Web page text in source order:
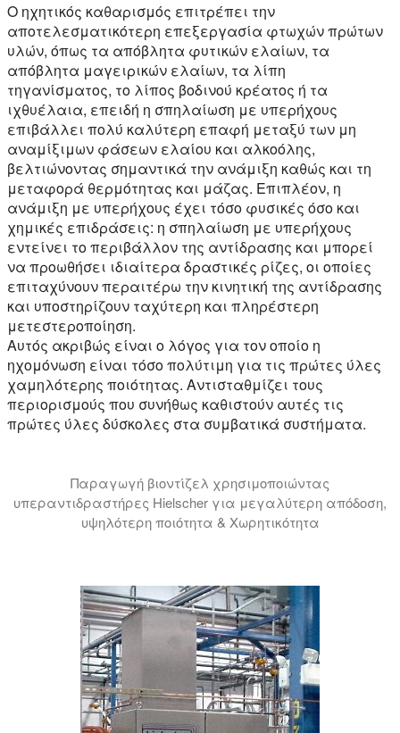
Ο ηχητικός καθαρισμός επιτρέπει την
αποτελεσματικότερη επεξεργασία φτωχών πρώτων
υλών, όπως τα απόβλητα φυτικών ελαίων, τα
απόβλητα μαγειρικών ελαίων, τα λίπη
τηγανίσματος, το λίπος βοδινού κρέατος ή τα
ιχθυέλαια, επειδή η σπηλαίωση με υπερήχους
επιβάλλει πολύ καλύτερη επαφή μεταξύ των μη
αναμίξιμων φάσεων ελαίου και αλκοόλης,
βελτιώνοντας σημαντικά την ανάμιξη καθώς και τη
μεταφορά θερμότητας και μάζας. Επιπλέον, η
ανάμιξη με υπερήχους έχει τόσο φυσικές όσο και
χημικές επιδράσεις: η σπηλαίωση με υπερήχους
εντείνει το περιβάλλον της αντίδρασης και μπορεί
να προωθήσει ιδιαίτερα δραστικές ρίζες, οι οποίες
επιταχύνουν περαιτέρω την κινητική της αντίδρασης
και υποστηρίζουν ταχύτερη και πληρέστερη
μετεστεροποίηση.
Αυτός ακριβώς είναι ο λόγος για τον οποίο η
ηχομόνωση είναι τόσο πολύτιμη για τις πρώτες ύλες
χαμηλότερης ποιότητας. Αντισταθμίζει τους
περιορισμούς που συνήθως καθιστούν αυτές τις
πρώτες ύλες δύσκολες στα συμβατικά συστήματα.
Παραγωγή βιοντίζελ χρησιμοποιώντας
υπεραντιδραστήρες Hielscher για μεγαλύτερη απόδοση,
υψηλότερη ποιότητα & Χωρητικότητα